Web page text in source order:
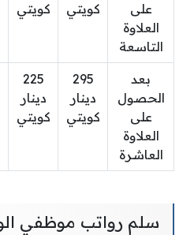
على
العلاوة
التاسعة
كويتي
كويتي
بعد
الحصول
على
العلاوة
العاشرة
295
دينار
كويتي
225
دينار
كويتي
سلم رواتب موظفي